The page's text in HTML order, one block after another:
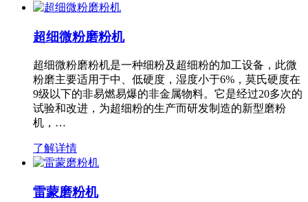
超细微粉磨粉机
超细微粉磨粉机是一种细粉及超细粉的加工设备，此微
粉磨主要适用于中、低硬度，湿度小于6%，莫氏硬度在
9级以下的非易燃易爆的非金属物料。它是经过20多次的
试验和改进，为超细粉的生产而研发制造的新型磨粉
机，…
了解详情
雷蒙磨粉机